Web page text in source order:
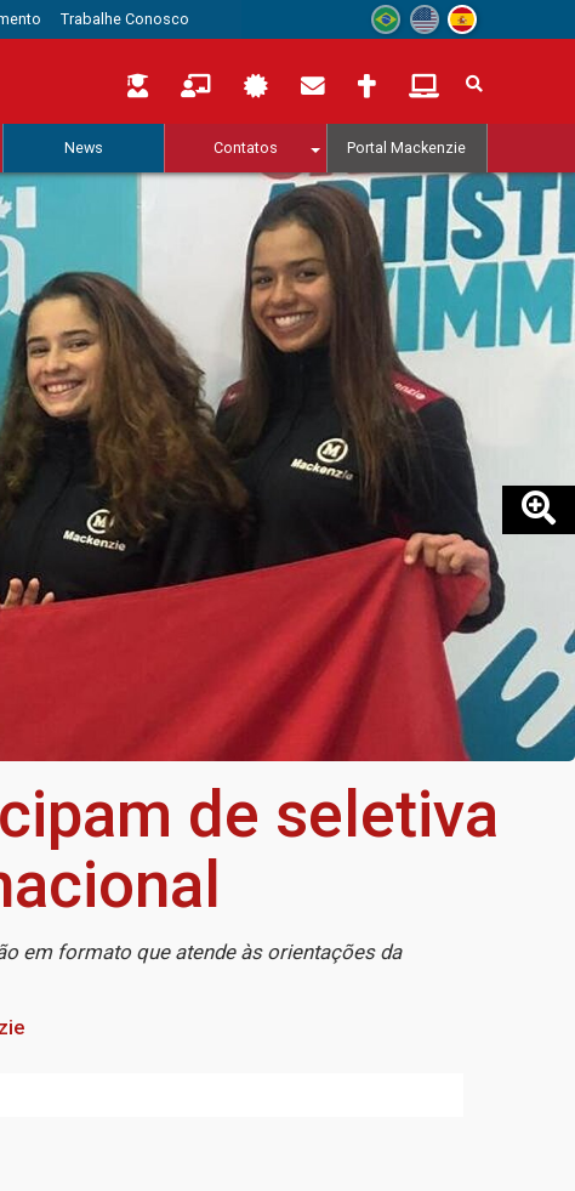
Trabalhe Conosco
News Contatos Portal Mackenzie
de seletiva
em formato que atende às orientações da